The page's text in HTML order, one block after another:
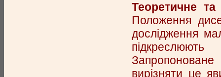
Теоретичне та
Положення
дослідження
Запропоноване
вирізняти це